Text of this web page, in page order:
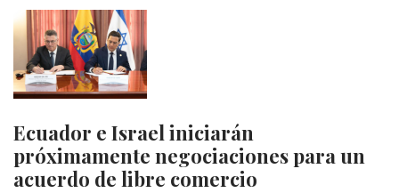
Ecuador e Israel iniciarán
próximamente negociaciones para un
acuerdo de libre comercio